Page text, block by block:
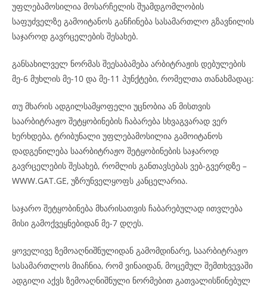
უფლებამოსილია მოსარჩელის შუამდგომლობის
საფუძველზე გამოიტანოს განჩინება სასამართლო გზავნილის
საჯაროდ გავრცელების შესახებ.
განსახილველ ნორმას შეესაბამება არბიტრაჟის დებულების
მე-6 მუხლის მე-10 და მე-11 პუნქტები, რომელთა თანახმადაც:
თუ მხარის ადგილსამყოფელი უცნობია ან მისთვის
საარბიტრაჟო შეტყობინების ჩაბარება სხვაგვარად ვერ
ხერხდება, ტრიბუნალი უფლებამოსილია გამოიტანოს
დადგენილება საარბიტრაჟო შეტყობინების საჯაროდ
გავრცელების შესახებ, რომლის განთავსებას ვებ-გვერდზე –
WWW.GAT.GE, უზრუნველყოფს კანცელარია.
საჯარო შეტყობინება მხარისათვის ჩაბარებულად ითვლება
მისი გამოქვეყნებიდან მე-7 დღეს.
ყოველივე ზემოაღნიშნულიდან გამომდინარე, საარბიტრაჟო
სასამართლოს მიაჩნია, რომ ვინაიდან, მოცემულ შემთხვევაში
ადგილი აქვს ზემოაღნიშნული ნორმებით გათვალისწინებულ